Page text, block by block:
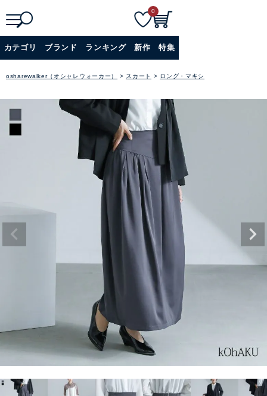
詳細検索
0
カテゴリ ブランド ランキング 新作 特集
osharewalker（オシャレウォーカー） スカート ロング・マキシ